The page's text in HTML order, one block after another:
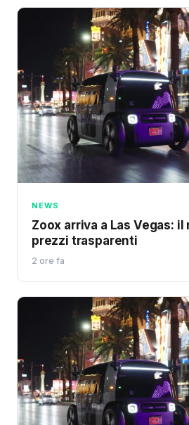
NEWS
Zoox arriva a Las Vegas:
prezzi trasparenti
2 ore fa